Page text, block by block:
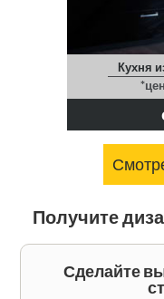
Кухня
Получите
Сделайте